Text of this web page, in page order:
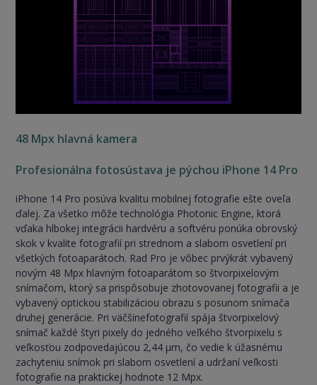
48 Mpx hlavná kamera
Profesionálna fotosústava je pýchou iPhone 14 Pro
iPhone 14 Pro posúva kvalitu mobilnej fotografie ešte oveľa
ďalej. Za všetko môže technológia Photonic Engine, ktorá
vďaka hlbokej integrácii hardvéru a softvéru ponúka obrovský
skok v kvalite fotografií pri strednom a slabom osvetlení pri
všetkých fotoaparátoch. Rad Pro je vôbec prvýkrát vybavený
novým 48 Mpx hlavným fotoaparátom so štvorpixelovým
snímačom, ktorý sa prispôsobuje zhotovovanej fotografii a je
vybavený optickou stabilizáciou obrazu s posunom snímača
druhej generácie. Pri väčšinefotografií spája štvorpixelový
snímač každé štyri pixely do jedného veľkého štvorpixelu s
veľkosťou zodpovedajúcou 2,44 µm, čo vedie k úžasnému
zachyteniu snímok pri slabom osvetlení a udržaní veľkosti
fotografie na praktickej hodnote 12 Mpx.